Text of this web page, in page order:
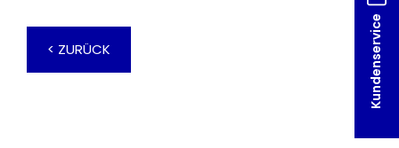
Kundenservice
< ZURÜCK